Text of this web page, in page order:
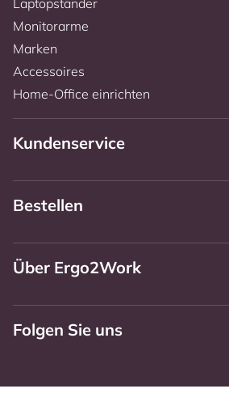
Monitorarme
Marken
Accessoires
Home-Office einrichten
Kundenservice
Bestellen
Über Ergo2Work
Folgen Sie uns